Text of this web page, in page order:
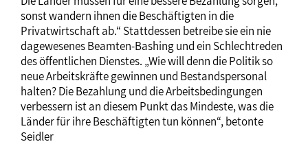
sonst wandern ihnen die Beschäftigten in die
Privatwirtschaft ab.“ Stattdessen betreibe sie ein nie
dagewesenes Beamten-Bashing und ein Schlechtreden
des öffentlichen Dienstes. „Wie will denn die Politik so
neue Arbeitskräfte gewinnen und Bestandspersonal
halten? Die Bezahlung und die Arbeitsbedingungen
verbessern ist an diesem Punkt das Mindeste, was die
Länder für ihre Beschäftigten tun können“, betonte
Seidler